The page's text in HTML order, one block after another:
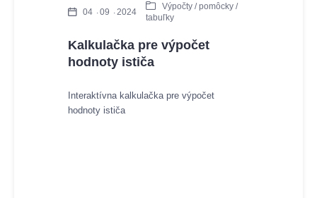
Kalkulačka pre výpočet
hodnoty ističa
04 09 2024
Výpočty / pomôcky /
tabuľky
Interaktívna kalkulačka pre výpočet
hodnoty ističa